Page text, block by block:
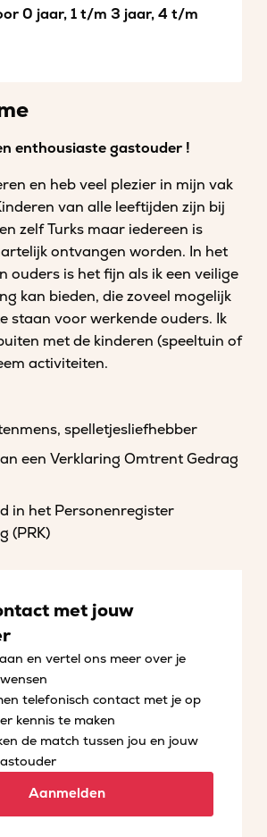
0 jaar, 1 t/m 3 jaar, 4 t/m
enthousiaste gastouder !
en heb veel plezier in mijn vak
van alle leeftijden zijn bij
zelf Turks maar iedereen is
ontvangen worden. In het
ouders is het fijn als ik een veilige
kan bieden, die zoveel mogelijk
staan voor werkende ouders. Ik
met de kinderen (speeltuin of
activiteiten.
spelletjesliefhebber
een Verklaring Omtrent Gedrag
in het Personenregister
(PRK)
met jouw
en vertel ons meer over je
telefonisch contact met je op
kennis te maken
de match tussen jou en jouw
Aanmelden